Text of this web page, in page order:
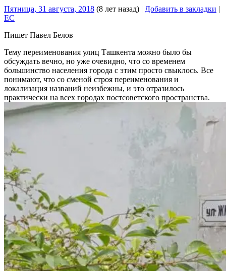
Пятница, 31 августа, 2018 (8 лет назад) | Добавить в закладки |
EC
Пишет Павел Белов
Тему переименования улиц Ташкента можно было бы
обсуждать вечно, но уже очевидно, что со временем
большинство населения города с этим просто свыклось. Все
понимают, что со сменой строя переименования и
локализация названий неизбежны, и это отразилось
практически на всех городах постсоветского пространства.